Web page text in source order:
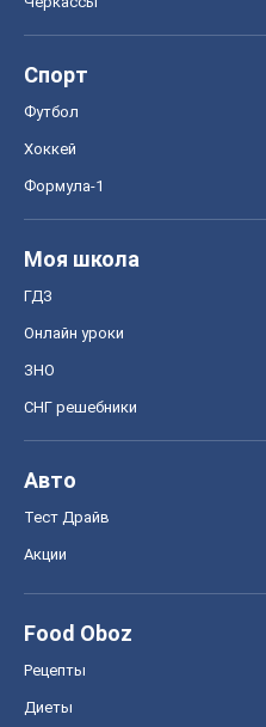
Спорт
Футбол
Хоккей
Формула-1
Моя школа
ГДЗ
Онлайн уроки
ЗНО
СНГ решебники
Авто
Тест Драйв
Акции
Food Oboz
Рецепты
Диеты